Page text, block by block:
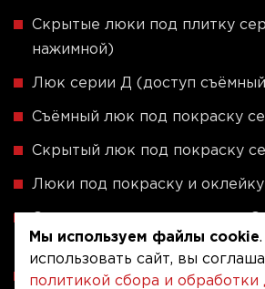
Скрытые люки под плитку
нажимной)
Люк серии Д (доступ
Съёмный люк под покраску
Скрытый люк под покраску
Люки под покраску и
(Купе)
Ревизионные люки серии A
Мы используем файлы cookie
использовать сайт, вы
политикой сбора и обработки